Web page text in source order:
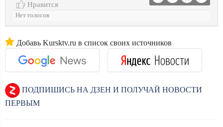
Нравится
Нет голосов
Добавь Kursktv.ru в список своих источников
ПОДПИШИСЬ НА ДЗЕН И ПОЛУЧАЙ НОВОСТИ
ПЕРВЫМ